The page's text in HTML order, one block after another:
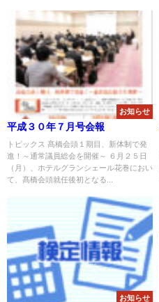
お知らせ
平成３０年７月号会報
トピックス 髙橋会頭１期目、新体制で発
進！～通常議員総会を開催～ ６月２５日
（月）、ホテルグランシェール花巻におい
て、髙橋会頭就任後初となる...
お知らせ